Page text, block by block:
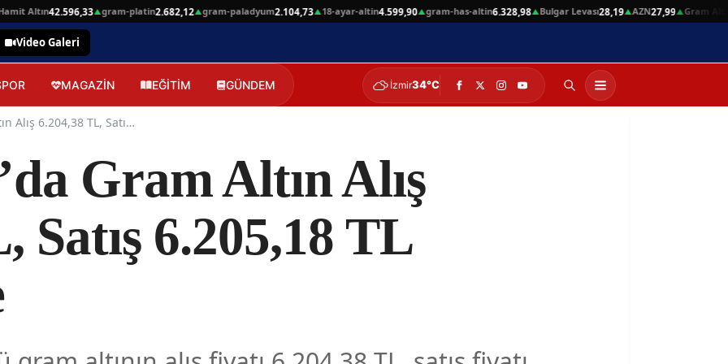
Altın42.596,33▲gram-platin2.682,12▲gram-paladyum2.104,73▲18-ayar-altin4.599,90▲gram-has-altin6.328,98▲Bulgar Levası28,19▲AZN27,99▲Gram Altın
Video Galeri
MAGAZİN EĞİTİM GÜNDEM İzmir34°C
21 Haziran’da Gram Altın Alış 6.204,38 TL, Satış 6.205,18 TL Seviyesinde
Gram Altın Alış
Satış 6.205,18 TL